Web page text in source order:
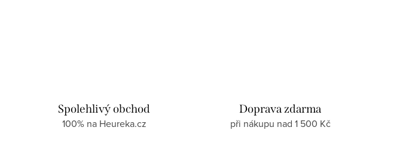
Spolehlivý obchod
100% na Heureka.cz
Doprava zdarma
při nákupu nad 1 500 Kč